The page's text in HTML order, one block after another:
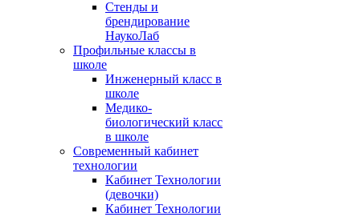
Стенды и
брендирование
НаукоЛаб
Профильные классы в
школе
Инженерный класс в
школе
Медико-
биологический класс
в школе
Современный кабинет
технологии
Кабинет Технологии
(девочки)
Кабинет Технологии